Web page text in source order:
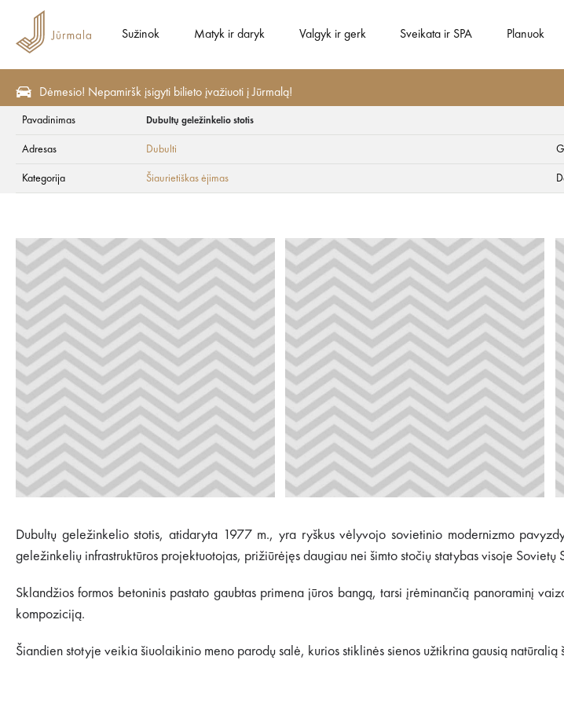
Sužinok Matyk ir daryk Valgyk ir gerk Sveikata ir SPA Planuok
Dėmesio! Nepamiršk įsigyti bilieto įvažiuoti į Jūrmalą!
Šiaurietiškas ėjimas
Dubultų geležinkelio stotis
Pavadinimas Dubultų geležinkelio stotis
Adresas Dubulti
Kategorija Šiaurietiškas ėjimas
Dubultų geležinkelio stotis, atidaryta 1977 m., yra ryškus vėlyvojo sovietinio modernizmo
geležinkelių infrastruktūros projektuotojas, prižiūrėjęs daugiau nei šimto stočių statybas visoje
Sklandžios formos betoninis pastato gaubtas primena jūros bangą, tarsi įrėminančią panoraminį
kompoziciją.
Šiandien stotyje veikia šiuolaikinio meno parodų salė, kurios stiklinės sienos užtikrina gausią